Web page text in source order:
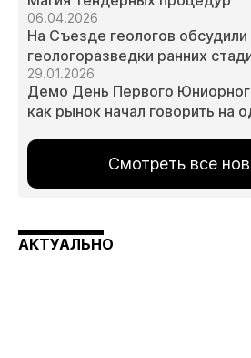
06.04.2026
На Съезде геологов
геологоразведки ранних
29.01.2026
Демо День Первого
как рынок начал говорить на
Смотреть все
АКТУАЛЬНО